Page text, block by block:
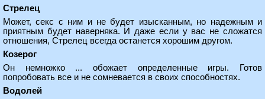
Стрелец
Может, секс с ним и не будет изысканным, но надежным и
приятным будет наверняка. И даже если у вас не сложатся
отношения, Стрелец всегда останется хорошим другом.
Козерог
Он немножко ... обожает определенные игры. Готов
попробовать все и не сомневается в своих способностях.
Водолей